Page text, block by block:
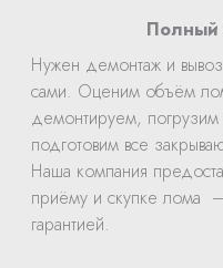
Полный
Нужен демонтаж и
сами. Оценим объём
демонтируем,
подготовим все
Наша компания
приёму и скупке лома
гарантией.